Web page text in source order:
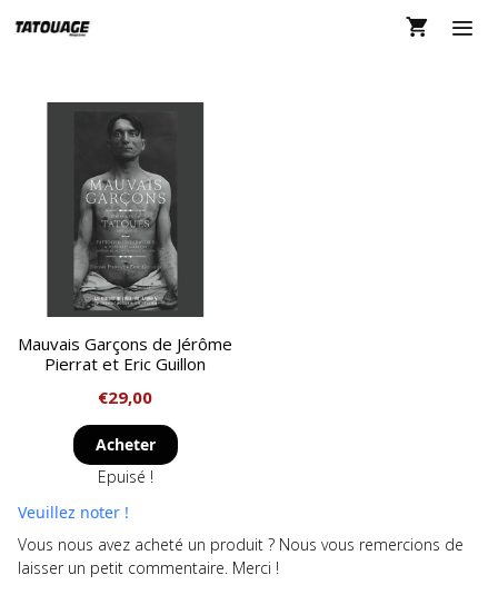
au
Mauvais Garçons de Jérôme
Pierrat et Eric Guillon
€29,00
Acheter
Epuisé !
Veuillez noter !
Vous nous avez acheté un produit ? Nous vous remercions de
laisser un petit commentaire. Merci !